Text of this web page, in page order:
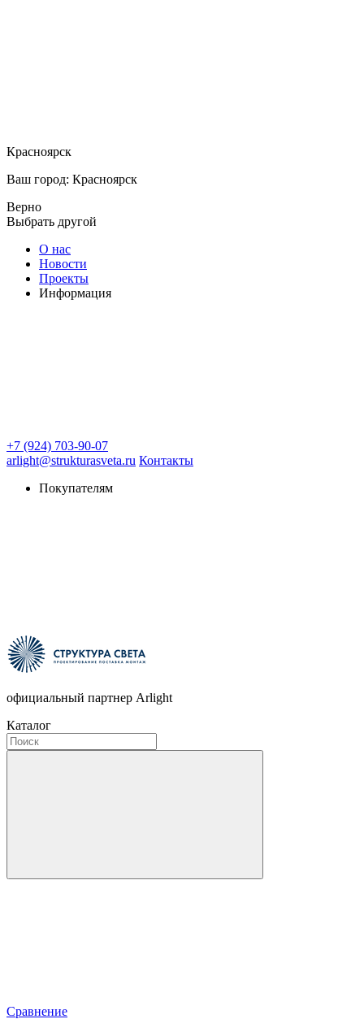
Красноярск
Ваш город: Красноярск
Верно
Выбрать другой
О нас
Новости
Проекты
Информация
+7 (924) 703-90-07
arlight@strukturasveta.ru Контакты
Покупателям
официальный партнер Arlight
Каталог
Сравнение